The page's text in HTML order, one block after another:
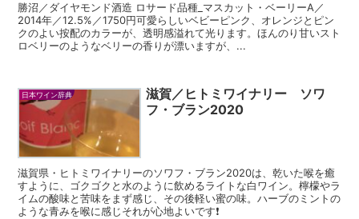
勝沼／ダイヤモンド酒造 ロサード品種_マスカット・ベーリーA／
2014年／12.5%／1750円可愛らしいベビーピンク、オレンジとピン
クのよい按配のカラーが、透明感溢れて光ります。ほんのり甘いスト
ロベリーのようなベリーの香りが漂いますが、...
日本ワイン辞典
滋賀／ヒトミワイナリー ソワ
フ・ブラン2020
滋賀県・ヒトミワイナリーのソワフ・ブラン2020は、乾いた喉を癒
すように、ゴクゴクと水のように飲めるライトな白ワイン。檸檬やラ
イムの酸味と苦味をまず感じ、その後軽い蜜の味。ハーブのミントの
ような青みを喉に感じそれが心地よいです❗️